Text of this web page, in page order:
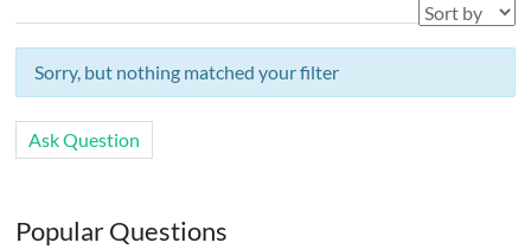
Sorry, but nothing matched your filter
Ask Question
Popular Questions